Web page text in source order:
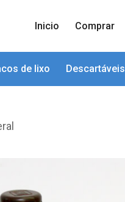
Inicio Comprar
de lixo Descartáveis